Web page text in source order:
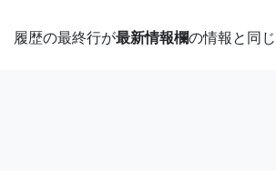
履歴の最終行が最新情報欄の情報と同じ